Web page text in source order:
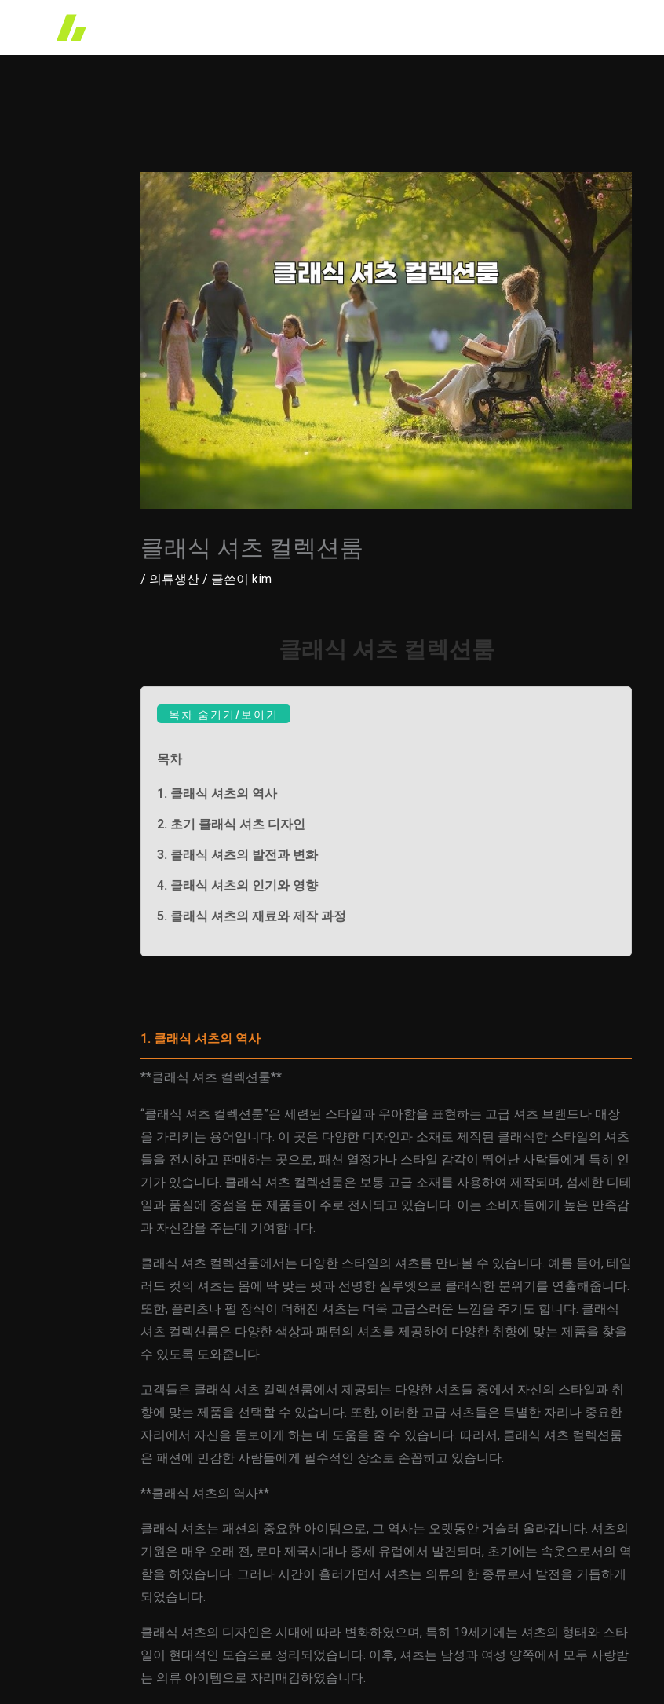
츠
클래식 셔츠 컬렉션룸
/ 의류생산/ 글쓴이 kim
클래식 셔츠 컬렉션룸
목차 숨기기/보이기
목차
1. 클래식 셔츠의 역사
2. 초기 클래식 셔츠 디자인
3. 클래식 셔츠의 발전과 변화
4. 클래식 셔츠의 인기와 영향
5. 클래식 셔츠의 재료와 제작 과정
1. 클래식 셔츠의 역사
**클래식 셔츠 컬렉션룸**
“클래식 셔츠 컬렉션룸”은 세련된 스타일과 우아함을 표현하는 고급 셔츠 브랜드나 매장
을 가리키는 용어입니다. 이 곳은 다양한 디자인과 소재로 제작된 클래식한 스타일의 셔츠
들을 전시하고 판매하는 곳으로, 패션 열정가나 스타일 감각이 뛰어난 사람들에게 특히 인
기가 있습니다. 클래식 셔츠 컬렉션룸은 보통 고급 소재를 사용하여 제작되며, 섬세한 디테
일과 품질에 중점을 둔 제품들이 주로 전시되고 있습니다. 이는 소비자들에게 높은 만족감
과 자신감을 주는데 기여합니다.
클래식 셔츠 컬렉션룸에서는 다양한 스타일의 셔츠를 만나볼 수 있습니다. 예를 들어, 테일
러드 컷의 셔츠는 몸에 딱 맞는 핏과 선명한 실루엣으로 클래식한 분위기를 연출해줍니다.
또한, 플리츠나 펄 장식이 더해진 셔츠는 더욱 고급스러운 느낌을 주기도 합니다. 클래식
셔츠 컬렉션룸은 다양한 색상과 패턴의 셔츠를 제공하여 다양한 취향에 맞는 제품을 찾을
수 있도록 도와줍니다.
고객들은 클래식 셔츠 컬렉션룸에서 제공되는 다양한 셔츠들 중에서 자신의 스타일과 취
향에 맞는 제품을 선택할 수 있습니다. 또한, 이러한 고급 셔츠들은 특별한 자리나 중요한
자리에서 자신을 돋보이게 하는 데 도움을 줄 수 있습니다. 따라서, 클래식 셔츠 컬렉션룸
은 패션에 민감한 사람들에게 필수적인 장소로 손꼽히고 있습니다.
**클래식 셔츠의 역사**
클래식 셔츠는 패션의 중요한 아이템으로, 그 역사는 오랫동안 거슬러 올라갑니다. 셔츠의
기원은 매우 오래 전, 로마 제국시대나 중세 유럽에서 발견되며, 초기에는 속옷으로서의 역
할을 하였습니다. 그러나 시간이 흘러가면서 셔츠는 의류의 한 종류로서 발전을 거듭하게
되었습니다.
클래식 셔츠의 디자인은 시대에 따라 변화하였으며, 특히 19세기에는 셔츠의 형태와 스타
일이 현대적인 모습으로 정리되었습니다. 이후, 셔츠는 남성과 여성 양쪽에서 모두 사랑받
는 의류 아이템으로 자리매김하였습니다.